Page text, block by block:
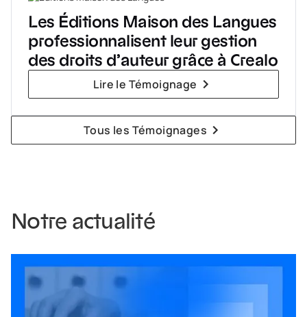
Les Éditions Maison des Langues
professionnalisent leur gestion
des droits d’auteur grâce à Crealo
Lire le Témoignage
Tous les Témoignages
Notre actualité